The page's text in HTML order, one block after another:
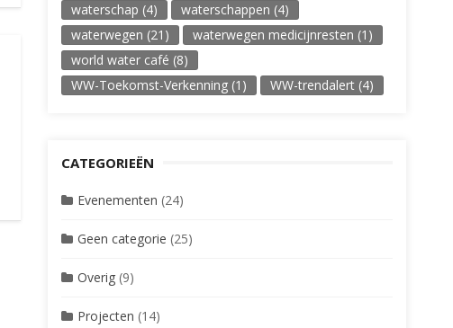
waterschap (4) waterschappen (4)
waterwegen (21) waterwegen medicijnresten (1)
world water café (8)
WW-Toekomst-Verkenning(1) WW-trendalert(4)
CATEGORIEËN
Evenementen (24)
Geen categorie (25)
Overig(9)
Projecten (14)